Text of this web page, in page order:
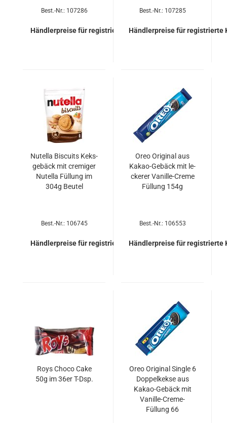
Best.-Nr.: 107286
Händlerpreise für registrierte Kunden
Best.-Nr.: 107285
Händlerpreise für registrierte
Nu­tel­la Bis­cuits Keks­
ge­bäck mit cre­mi­ger
Nu­tel­la Fül­lung im
304g Beu­tel
Best.-Nr.: 106745
Händlerpreise für registrierte Kunden
Oreo Ori­gi­nal aus
Kakao-​​Ge­bäck mit le­
cke­rer Vanille-​​Creme
Fül­lung 154g
Best.-Nr.: 106553
Händlerpreise für registrierte
Roys Choco Cake
50g im 36er T-Dsp.
Oreo Ori­gi­nal Sin­gle 6
Dop­pel­kek­se aus
Kakao-​​Ge­bäck mit
Vanille-​​Creme-​
Füllung 66